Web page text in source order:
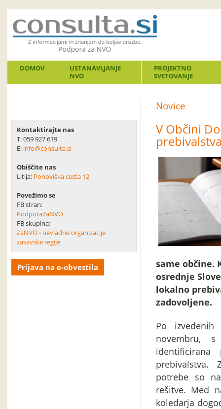
DOMOV
USTANAVLJANJE
NVO
PROJEKTNO
SVETOVANJE
Kontaktirajte nas
T: 059 927 619
E: info@consulta.si
Obiščite nas
Litija: Ponoviška cesta 12
Povežimo se
FB stran:
PodporaZaNVO
FB skupina:
ZaNVO - nevladne organizacije
zasavske regije
Prijava na e-obvestila
Novice
V Občini
same občine.
osrednje
lokalno
zadovoljene.
Po
novembru,
prebivalstva.
potrebe so
rešitve. Med
koledarja